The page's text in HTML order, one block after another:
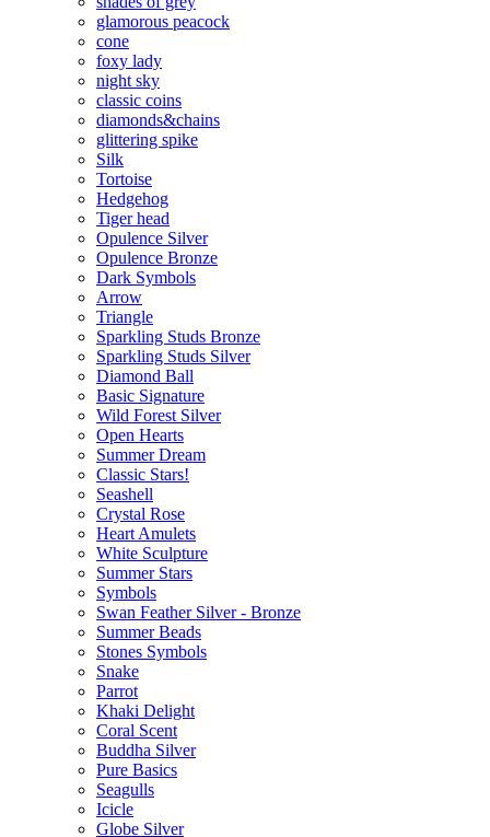
glamorous peacock
cone
foxy lady
night sky
classic coins
diamonds&chains
glittering spike
Silk
Tortoise
Hedgehog
Tiger head
Opulence Silver
Opulence Bronze
Dark Symbols
Arrow
Triangle
Sparkling Studs Bronze
Sparkling Studs Silver
Diamond Ball
Basic Signature
Wild Forest Silver
Open Hearts
Summer Dream
Classic Stars!
Seashell
Crystal Rose
Heart Amulets
White Sculpture
Summer Stars
Symbols
Swan Feather Silver - Bronze
Summer Beads
Stones Symbols
Snake
Parrot
Khaki Delight
Coral Scent
Buddha Silver
Pure Basics
Seagulls
Icicle
Globe Silver